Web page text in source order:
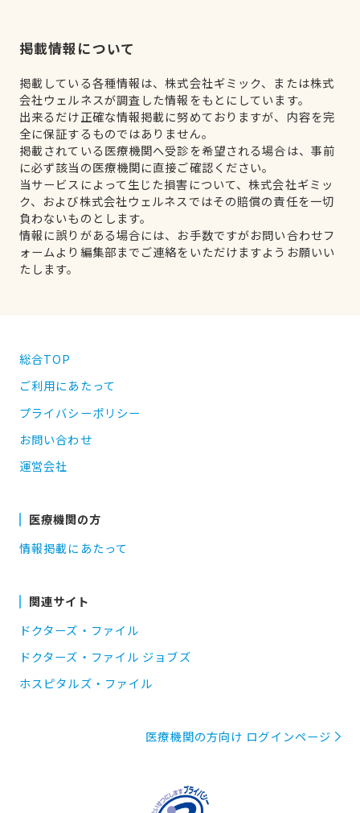
掲載情報について
掲載している各種情報は、株式会社ギミック、または株式
会社ウェルネスが調査した情報をもとにしています。
出来るだけ正確な情報掲載に努めておりますが、内容を完
全に保証するものではありません。
掲載されている医療機関へ受診を希望される場合は、事前
に必ず該当の医療機関に直接ご確認ください。
当サービスによって生じた損害について、株式会社ギミッ
ク、および株式会社ウェルネスではその賠償の責任を一切
負わないものとします。
情報に誤りがある場合には、お手数ですがお問い合わせフ
ォームより編集部までご連絡をいただけますようお願いい
たします。
総合TOP
ご利用にあたって
プライバシーポリシー
お問い合わせ
運営会社
医療機関の方
情報掲載にあたって
関連サイト
ドクターズ・ファイル
ドクターズ・ファイル ジョブズ
ホスピタルズ・ファイル
医療機関の方向け ログインページ